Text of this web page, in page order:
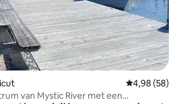
Gemiddelde
4,98 (58)
van Mystic River met een